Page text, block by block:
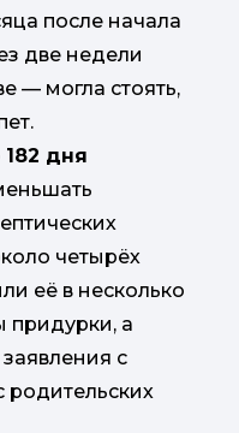
после начала
две недели
— могла стоять,
дня
четырёх
её в несколько
придурки, а
с